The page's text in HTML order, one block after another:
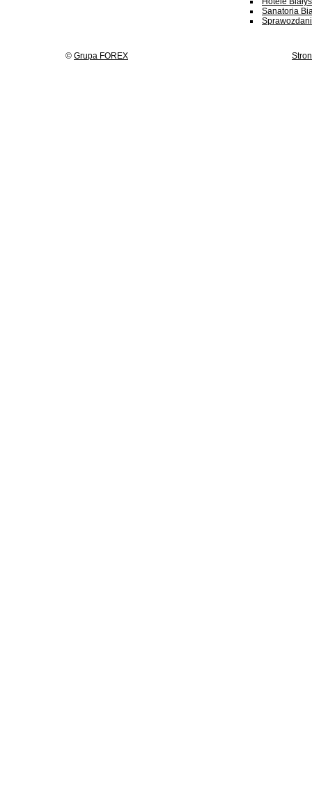
Sanatoria
© Grupa FOREX